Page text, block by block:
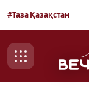
#Таза Қазақстан